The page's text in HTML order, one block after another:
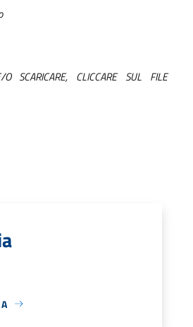
SCARICARE, CLICCARE SUL FILE